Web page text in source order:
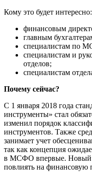
Кому это будет интересно:
финансовым
главным
специалистам по
специалистам и
отделов;
специалистам
Почему сейчас?
С 1 января 2018 года
инструменты» стал
изменил порядок
инструментов. Также
занимает учет
так как концепция
в МСФО впервые. Новый
повлиять на финансовую